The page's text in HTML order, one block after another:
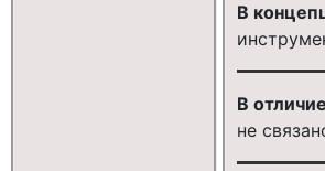
В
В
не